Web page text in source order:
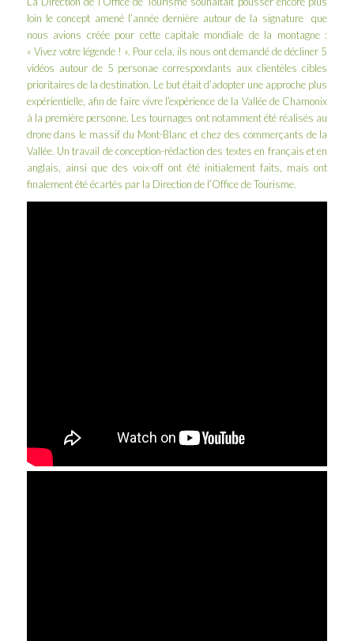
loin le concept amené l’année dernière autour de la signature que
nous avions créée pour cette capitale mondiale de la montagne :
« Vivez votre légende ! ». Pour cela, ils nous ont demandé de décliner 5
vidéos autour de 5 personae correspondants aux clientèles cibles
prioritaires de la destination. Le but était d’adopter une approche plus
expérientielle, afin de faire vivre l’expérience de la Vallée de Chamonix
à la première personne. Les tournages ont notamment été réalisés au
drone dans le massif du Mont-Blanc et chez des commerçants de la
Vallée. Un travail de conception-rédaction des textes en français et en
anglais, ainsi que des voix-off ont été initialement faits, mais ont
finalement été écartés par la Direction de l’Office de Tourisme.